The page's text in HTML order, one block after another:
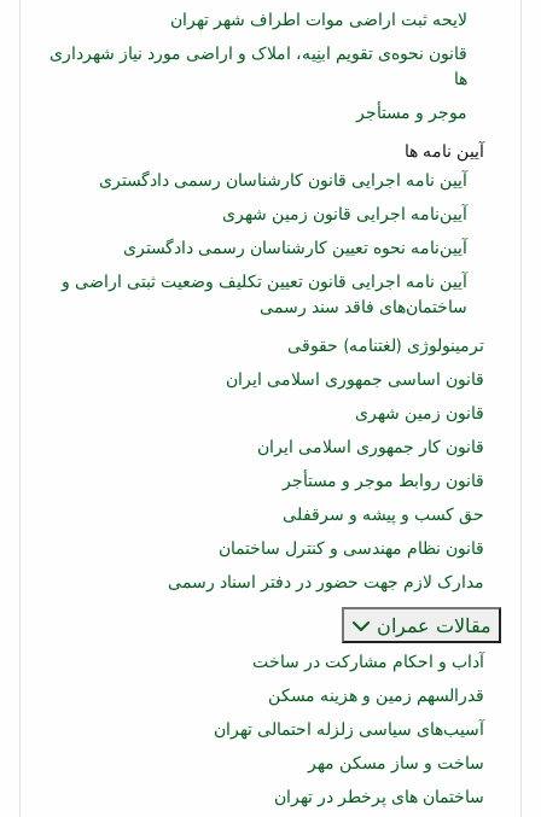
لایحه ثبت اراضی موات اطراف شهر تهران
قانون نحوه‌ی تقویم ابنِیه، املاک و اراضی مورد نیاز شهرداری‌
ها
موجر و مستأجر
آیین نامه ها
آیین نامه اجرایی قانون کارشناسان رسمی دادگستری
آیین‌نامه اجرایی قانون زمین شهری
آیین‌نامه نحوه تعیین كارشناسان رسمی دادگستری
آیین نامه اجرایی قانون تعیین تکلیف وضعیت ثبتی اراضی و
ساختمان‌های فاقد سند رسمی
ترمینولوژی (لغتنامه) حقوقی
قانون اساسی جمهوری اسلامی ایران
قانون زمین شهری
قانون کار جمهوری اسلامی ایران
قانون روابط موجر و مستأجر
حق کسب و پیشه و سرقفلی
قانون نظام مهندسی و کنترل ساختمان
مدارک لازم جهت حضور در دفتر اسناد رسمی
مقالات عمران
آداب و احکام مشارکت در ساخت
قدرالسهم زمین و هزینه مسکن
آسیب‌های سیاسی زلزله احتمالی تهران
ساخت و ساز مسکن مهر
ساختمان‌ های پرخطر در تهران